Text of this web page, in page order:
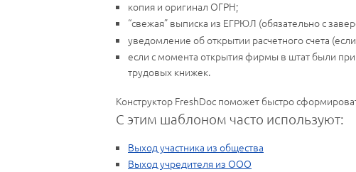
копия и оригинал ОГРН;
“свежая” выписка из ЕГРЮЛ (обязательно с
уведомление об открытии расчетного счета
если с момента открытия фирмы в штат были
трудовых книжек.
Конструктор FreshDoc поможет быстро
С этим шаблоном часто используют:
Выход участника из общества
Выход учредителя из ООО